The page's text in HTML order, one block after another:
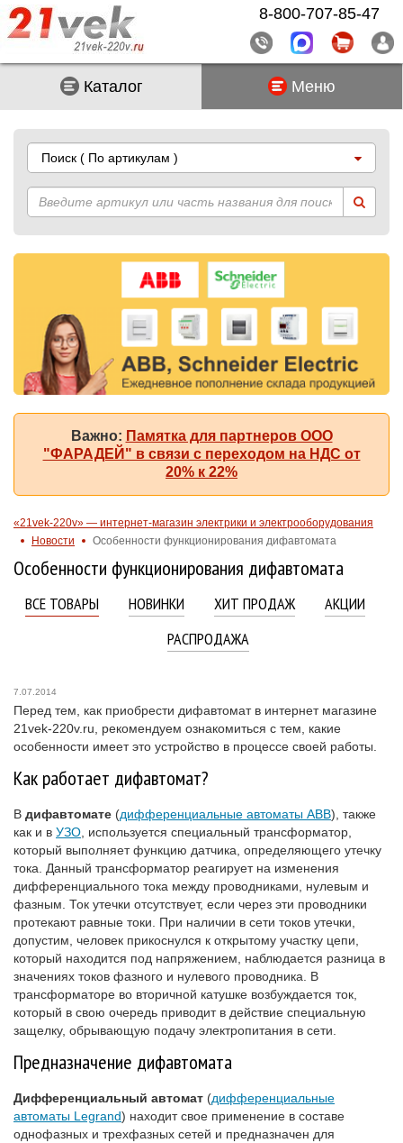
Каталог Меню
Поиск ( По артикулам )
Важно: Памятка для партнеров ООО
"ФАРАДЕЙ" в связи с переходом на НДС от
20% к 22%
«21vek-220v» — интернет-магазин электрики и электрооборудования
Новости
Особенности функционирования дифавтомата
Особенности функционирования дифавтомата
ВСЕ ТОВАРЫ НОВИНКИ ХИТ ПРОДАЖ
АКЦИИ
РАСПРОДАЖА
7.07.2014
Перед тем, как приобрести дифавтомат в интернет магазине
21vek-220v.ru, рекомендуем ознакомиться с тем, какие
особенности имеет это устройство в процессе своей работы.
Как работает дифавтомат?
В дифавтомате (дифференциальные автоматы ABB), также
как и в УЗО , используется специальный трансформатор,
который выполняет функцию датчика, определяющего утечку
тока. Данный трансформатор реагирует на изменения
дифференциального тока между проводниками, нулевым и
фазным. Ток утечки отсутствует, если через эти проводники
протекают равные токи. При наличии в сети токов утечки,
допустим, человек прикоснулся к открытому участку цепи,
который находится под напряжением, наблюдается разница в
значениях токов фазного и нулевого проводника. В
трансформаторе во вторичной катушке возбуждается ток,
который в свою очередь приводит в действие специальную
защелку, обрывающую подачу электропитания в сети.
Предназначение дифавтомата
Дифференциальный автомат (дифференциальные
автоматы Legrand) находит свое применение в составе
однофазных и трехфазных сетей и предназначен для
8-800-707-85-47